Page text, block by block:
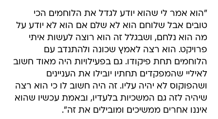
"הוא אמר לי שהוא יודע לגדל את הלוחמים הכי
טובים אבל שלוחם הוא לא שלם אם הוא לא יודע על
מה הוא נלחם, ושבגלל זה הוא רוצה לעשות איתי
פרויקט. הוא רצה לאמץ שכונה ולהתנדב עם
הלוחמים תחת פיקודו. גם בפעילויות היה מאוד חשוב
לאיליי שהמפקדים תחתיו יובילו את העניינים
ושהפוקוס לא יהיה עליו. זה היה חשוב לו כי הוא רצה
שיהיה לזה גם המשכיות בלעדיו, ובאמת עכשיו שהוא
איננו אחרים ממשיכים ומובילים את זה".